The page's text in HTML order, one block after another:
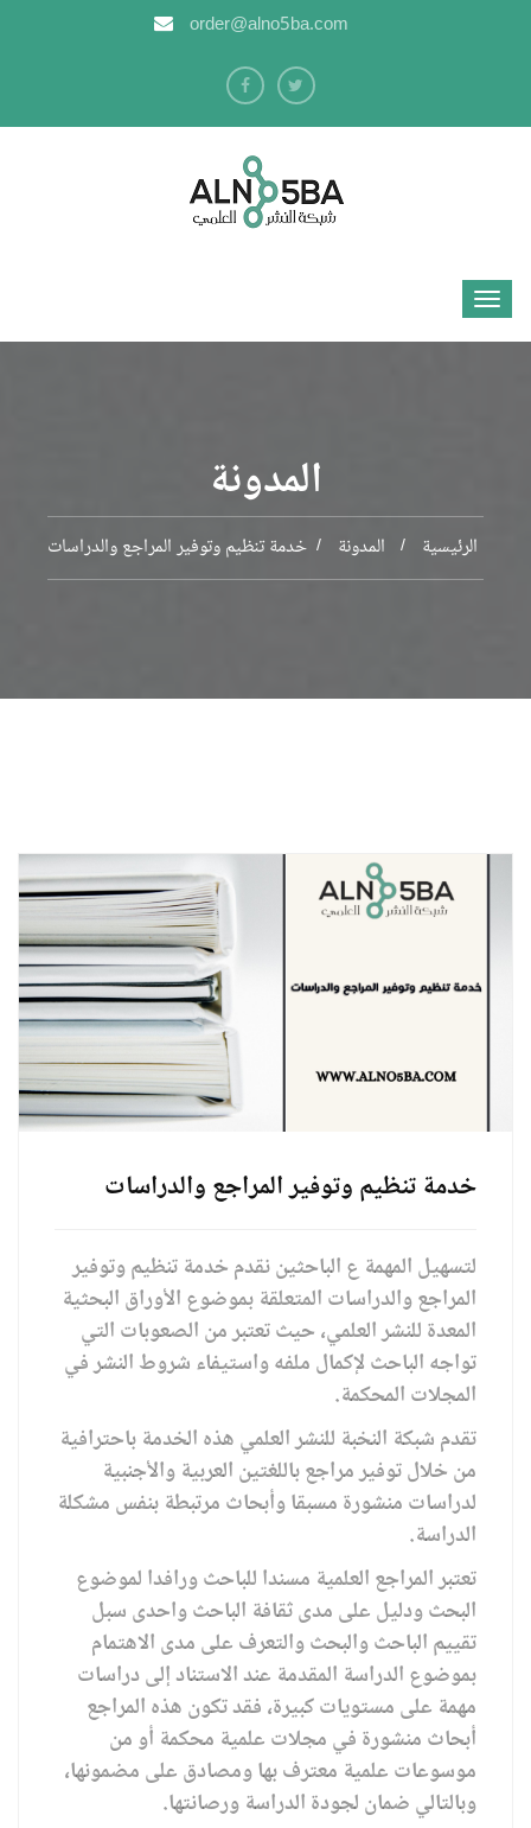
order@alno5ba.com
المدونة
خدمة تنظيم وتوفير المراجع والدراسات المدونة الرئيسية
خدمة تنظيم وتوفير المراجع والدراسات
لتسهيل المهمة ع الباحثين نقدم خدمة تنظيم وتوفير
المراجع والدراسات المتعلقة بموضوع الأوراق البحثية
المعدة للنشر العلمي، حيث تعتبر من الصعوبات التي
تواجه الباحث لإكمال ملفه واستيفاء شروط النشر في
المجلات المحكمة.
تقدم شبكة النخبة للنشر العلمي هذه الخدمة باحترافية
من خلال توفير مراجع باللغتين العربية والأجنبية
لدراسات منشورة مسبقا وأبحاث مرتبطة بنفس مشكلة
الدراسة.
تعتبر المراجع العلمية مسندا للباحث ورافدا لموضوع
البحث ودليل على مدى ثقافة الباحث واحدى سبل
تقييم الباحث والبحث والتعرف على مدى الاهتمام
بموضوع الدراسة المقدمة عند الاستناد إلى دراسات
مهمة على مستويات كبيرة، فقد تكون هذه المراجع
أبحاث منشورة في مجلات علمية محكمة أو من
موسوعات علمية معترف بها ومصادق على مضمونها،
وبالتالي ضمان لجودة الدراسة ورصانتها.